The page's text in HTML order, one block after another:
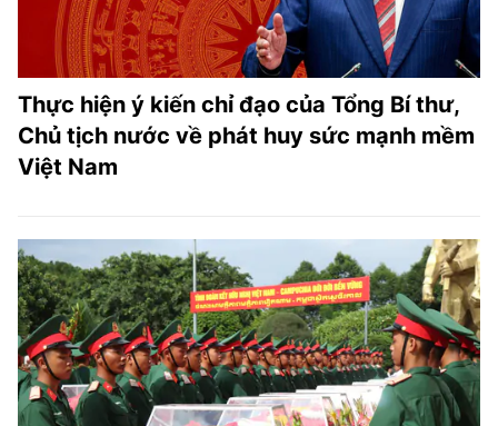
Thực hiện ý kiến chỉ đạo của Tổng Bí thư,
Chủ tịch nước về phát huy sức mạnh mềm
Việt Nam